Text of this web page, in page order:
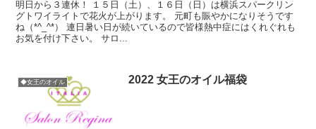
明日から３連休！ １５日（土）、１６日（日）は横浜スパークリン
グトワイライトで花火が上がります。 元町も賑やかになりそうです
ね（*^_^*） 連日暑い日が続いているので皆様熱中症にはくれぐれも
お気を付け下さい。 サロ...
◆女王のオイル 2022 女王のオイル福袋